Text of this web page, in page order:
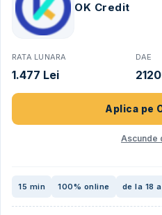
OK Credit
RATA LUNARA
1.477 Lei
DAE
Aplica pe
Ascunde
15 min 100% online de la 18